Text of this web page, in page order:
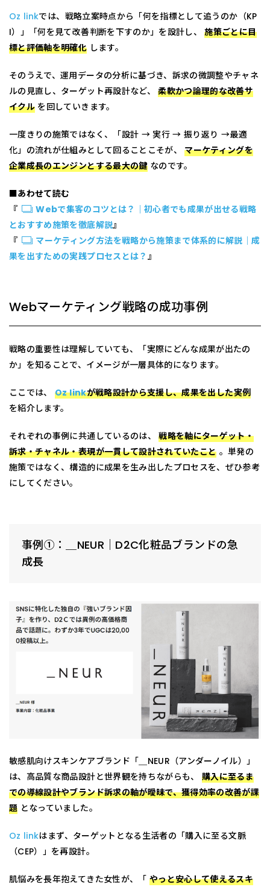
Oz linkでは、戦略立案時点から「何を指標として追うのか（KP
I）」「何を見て改善判断を下すのか」を設計し、施策ごとに目
標と評価軸を明確化 します。
そのうえで、運用データの分析に基づき、訴求の微調整やチャネ
ルの見直し、ターゲット再設計など、柔軟かつ論理的な改善サ
イクル を回していきます。
一度きりの施策ではなく、「設計 → 実行 → 振り返り →最適
化」の流れが仕組みとして回ることこそが、マーケティングを
企業成長のエンジンとする最大の鍵なのです。
■あわせて読む
『
Webで集客のコツとは？｜初心者でも成果が出せる戦略
とおすすめ施策を徹底解説』
『
マーケティング方法を戦略から施策まで体系的に解説｜成
果を出すための実践プロセスとは？ 』
Webマーケティング戦略の成功事例
戦略の重要性は理解していても、「実際にどんな成果が出たの
か」を知ることで、イメージが一層具体的になります。
ここでは、Oz linkが戦略設計から支援し、成果を出した実例
を紹介します。
それぞれの事例に共通しているのは、戦略を軸にターゲット・
訴求・チャネル・表現が一貫して設計されていたこと 。単発の
施策ではなく、構造的に成果を生み出したプロセスを、ぜひ参考
にしてください。
事例①：＿NEUR｜D2C化粧品ブランドの急
成長
敏感肌向けスキンケアブランド「＿NEUR（アンダーノイル）」
は、高品質な商品設計と世界観を持ちながらも、購入に至るま
での導線設計やブランド訴求の軸が曖昧で、獲得効率の改善が課
題 となっていました。
Oz linkはまず、ターゲットとなる生活者の「購入に至る文脈
（CEP）」を再設計。
肌悩みを長年抱えてきた女性が、「 やっと安心して使えるスキ